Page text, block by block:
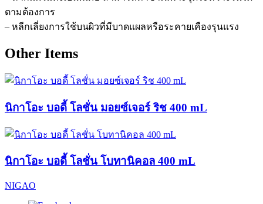
ตามต้องการ
– หลีกเลี่ยงการใช้บนผิวที่มีบาดแผลหรือระคายเคืองรุนแรง
Other Items
นิกาโอะ บอดี้ โลชั่น มอยซ์เจอร์ ริช 400 mL
นิกาโอะ บอดี้ โลชั่น โบทานิคอล 400 mL
NIGAO